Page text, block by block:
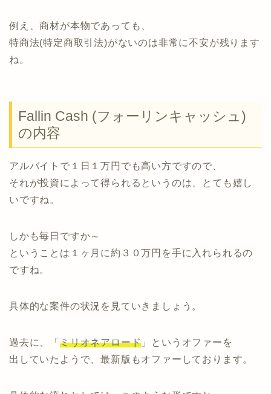
例え、商材が本物であっても、
特商法(特定商取引法)がないのは非常に不安が残ります
ね。
Fallin Cash (フォーリンキャッシュ)
の内容
アルバイトで１日１万円でも高い方ですので、
それが投資によって得られるというのは、とても嬉し
いですね。
しかも毎日ですか～
ということは１ヶ月に約３０万円を手に入れられるの
ですね。
具体的な案件の状況を見ていきましょう。
過去に、「 ミリオネアロード 」というオファーを
出していたようで、最新版もオファーしております。